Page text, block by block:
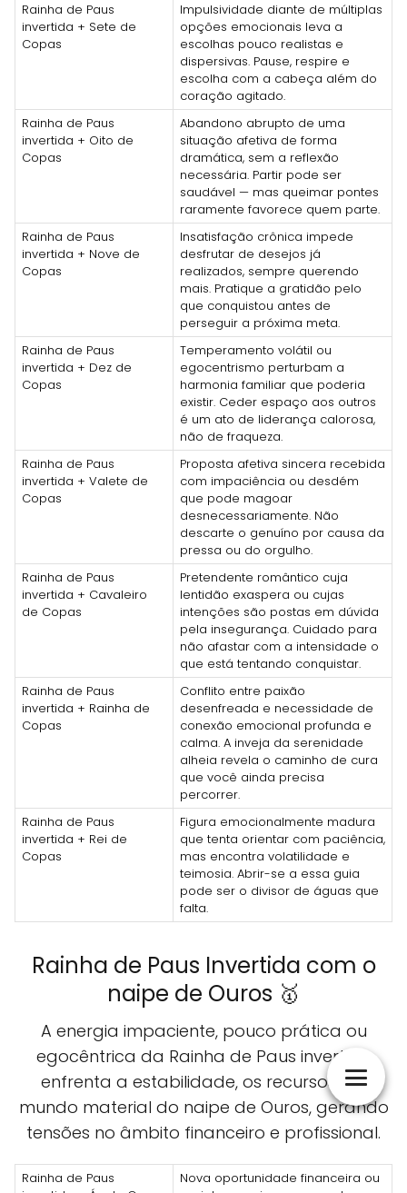
Rainha de Paus
invertida + Sete de
Copas
Impulsividade diante de múltiplas
opções emocionais leva a
escolhas pouco realistas e
dispersivas. Pause, respire e
escolha com a cabeça além do
coração agitado.
Rainha de Paus
invertida + Oito de
Copas
Abandono abrupto de uma
situação afetiva de forma
dramática, sem a reflexão
necessária. Partir pode ser
saudável — mas queimar pontes
raramente favorece quem parte.
Rainha de Paus
invertida + Nove de
Copas
Insatisfação crônica impede
desfrutar de desejos já
realizados, sempre querendo
mais. Pratique a gratidão pelo
que conquistou antes de
perseguir a próxima meta.
Rainha de Paus
invertida + Dez de
Copas
Temperamento volátil ou
egocentrismo perturbam a
harmonia familiar que poderia
existir. Ceder espaço aos outros
é um ato de liderança calorosa,
não de fraqueza.
Rainha de Paus
invertida + Valete de
Copas
Proposta afetiva sincera recebida
com impaciência ou desdém
que pode magoar
desnecessariamente. Não
descarte o genuíno por causa da
pressa ou do orgulho.
Rainha de Paus
invertida + Cavaleiro
de Copas
Pretendente romântico cuja
lentidão exaspera ou cujas
intenções são postas em dúvida
pela insegurança. Cuidado para
não afastar com a intensidade o
que está tentando conquistar.
Rainha de Paus
invertida + Rainha de
Copas
Conflito entre paixão
desenfreada e necessidade de
conexão emocional profunda e
calma. A inveja da serenidade
alheia revela o caminho de cura
que você ainda precisa
percorrer.
Rainha de Paus
invertida + Rei de
Copas
Figura emocionalmente madura
que tenta orientar com paciência,
mas encontra volatilidade e
teimosia. Abrir-se a essa guia
pode ser o divisor de águas que
falta.
Rainha de Paus Invertida com o
naipe de Ouros 🥇
A energia impaciente, pouco prática ou
egocêntrica da Rainha de Paus invertida
enfrenta a estabilidade, os recursos e o
mundo material do naipe de Ouros, gerando
tensões no âmbito financeiro e profissional.
Rainha de Paus
Nova oportunidade financeira ou